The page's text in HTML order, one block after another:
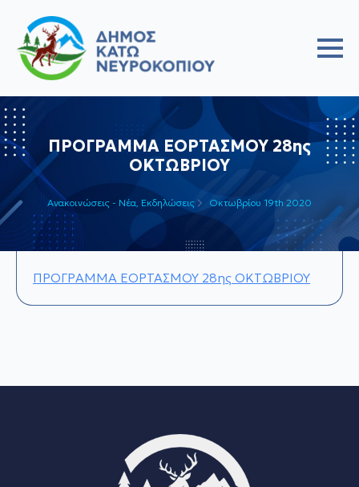
ΠΡΟΓΡΑΜΜΑ ΕΟΡΤΑΣΜΟΥ 28ης
ΟΚΤΩΒΡΙΟΥ
Ανακοινώσεις - Νέα Εκδηλώσεις Οκτωβρίου 19th 2020
ΠΡΟΓΡΑΜΜΑ ΕΟΡΤΑΣΜΟΥ 28ης ΟΚΤΩΒΡΙΟΥ